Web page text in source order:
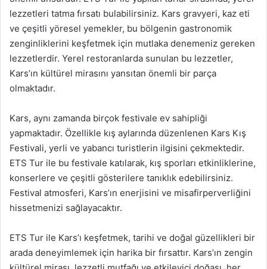
lezzetleri tatma fırsatı bulabilirsiniz. Kars gravyeri, kaz eti
ve çeşitli yöresel yemekler, bu bölgenin gastronomik
zenginliklerini keşfetmek için mutlaka denemeniz gereken
lezzetlerdir. Yerel restoranlarda sunulan bu lezzetler,
Kars’ın kültürel mirasını yansıtan önemli bir parça
olmaktadır.
Kars, aynı zamanda birçok festivale ev sahipliği
yapmaktadır. Özellikle kış aylarında düzenlenen Kars Kış
Festivali, yerli ve yabancı turistlerin ilgisini çekmektedir.
ETS Tur ile bu festivale katılarak, kış sporları etkinliklerine,
konserlere ve çeşitli gösterilere tanıklık edebilirsiniz.
Festival atmosferi, Kars’ın enerjisini ve misafirperverliğini
hissetmenizi sağlayacaktır.
ETS Tur ile Kars’ı keşfetmek, tarihi ve doğal güzellikleri bir
arada deneyimlemek için harika bir fırsattır. Kars’ın zengin